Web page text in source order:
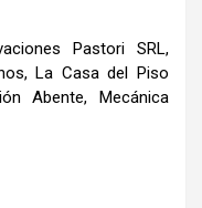
Pastori SRL,
La Casa del Piso
Abente, Mecánica